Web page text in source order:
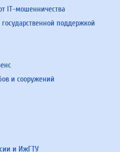
IT-мошенничества
поддержкой
и сооружений
и ИжГТУ